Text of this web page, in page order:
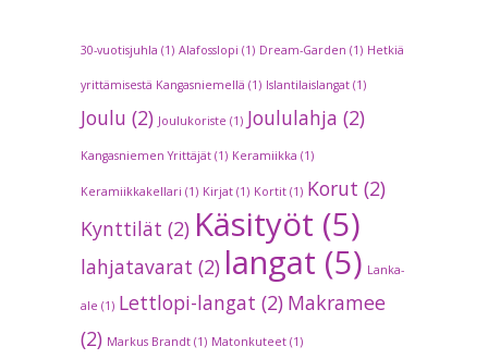
30-vuotisjuhla (1) Alafosslopi (1) Dream-Garden (1) Hetkiä
yrittämisestä Kangasniemellä (1) Islantilaislangat (1)
Joulu (2) Joulukoriste (1) Joululahja (2)
Kangasniemen Yrittäjät (1) Keramiikka (1)
Keramiikkakellari (1) Kirjat (1) Kortit (1) Korut (2)
Kynttilät (2) Käsityöt (5)
lahjatavarat (2) langat (5) Lanka-
ale (1) Lettlopi-langat (2) Makramee
(2) Markus Brandt (1) Matonkuteet (1)